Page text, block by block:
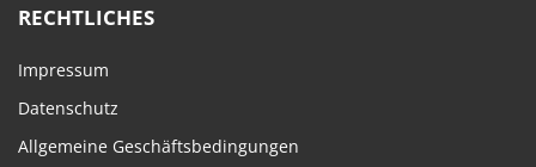
RECHTLICHES
Impressum
Datenschutz
Allgemeine Geschäftsbedingungen